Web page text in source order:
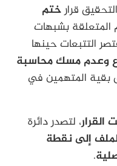
قرارختم
بشبهات
التتبعات حينها
وعدم مسك محاسبة
المتهمين في
القرار، لتصدر دائرة
إلى نقطة
.